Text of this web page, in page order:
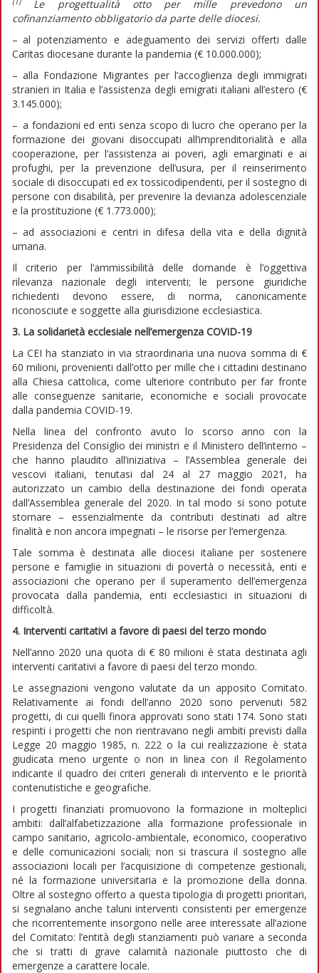
Le progettualità otto per mille prevedono un
cofinanziamento obbligatorio da parte delle diocesi.
– al potenziamento e adeguamento dei servizi offerti dalle
Caritas diocesane durante la pandemia (€ 10.000.000);
– alla Fondazione Migrantes per l’accoglienza degli immigrati
stranieri in Italia e l’assistenza degli emigrati italiani all’estero (€
3.145.000);
– a fondazioni ed enti senza scopo di lucro che operano per la
formazione dei giovani disoccupati all’imprenditorialità e alla
cooperazione, per l’assistenza ai poveri, agli emarginati e ai
profughi, per la prevenzione dell’usura, per il reinserimento
sociale di disoccupati ed ex tossicodipendenti, per il sostegno di
persone con disabilità, per prevenire la devianza adolescenziale
e la prostituzione (€ 1.773.000);
– ad associazioni e centri in difesa della vita e della dignità
umana.
Il criterio per l’ammissibilità delle domande è l’oggettiva
rilevanza nazionale degli interventi; le persone giuridiche
richiedenti devono essere, di norma, canonicamente
riconosciute e soggette alla giurisdizione ecclesiastica.
3. La solidarietà ecclesiale nell’emergenza COVID-19
La CEI ha stanziato in via straordinaria una nuova somma di €
60 milioni, provenienti dall’otto per mille che i cittadini destinano
alla Chiesa cattolica, come ulteriore contributo per far fronte
alle conseguenze sanitarie, economiche e sociali provocate
dalla pandemia COVID-19.
Nella linea del confronto avuto lo scorso anno con la
Presidenza del Consiglio dei ministri e il Ministero dell’interno –
che hanno plaudito all’iniziativa – l’Assemblea generale dei
vescovi italiani, tenutasi dal 24 al 27 maggio 2021, ha
autorizzato un cambio della destinazione dei fondi operata
dall’Assemblea generale del 2020. In tal modo si sono potute
stornare – essenzialmente da contributi destinati ad altre
finalità e non ancora impegnati – le risorse per l’emergenza.
Tale somma è destinata alle diocesi italiane per sostenere
persone e famiglie in situazioni di povertà o necessità, enti e
associazioni che operano per il superamento dell’emergenza
provocata dalla pandemia, enti ecclesiastici in situazioni di
difficoltà.
4. Interventi caritativi a favore di paesi del terzo mondo
Nell’anno 2020 una quota di € 80 milioni è stata destinata agli
interventi caritativi a favore di paesi del terzo mondo.
Le assegnazioni vengono valutate da un apposito Comitato.
Relativamente ai fondi dell’anno 2020 sono pervenuti 582
progetti, di cui quelli finora approvati sono stati 174. Sono stati
respinti i progetti che non rientravano negli ambiti previsti dalla
Legge 20 maggio 1985, n. 222 o la cui realizzazione è stata
giudicata meno urgente o non in linea con il Regolamento
indicante il quadro dei criteri generali di intervento e le priorità
contenutistiche e geografiche.
I progetti finanziati promuovono la formazione in molteplici
ambiti: dall’alfabetizzazione alla formazione professionale in
campo sanitario, agricolo-ambientale, economico, cooperativo
e delle comunicazioni sociali; non si trascura il sostegno alle
associazioni locali per l’acquisizione di competenze gestionali,
né la formazione universitaria e la promozione della donna.
Oltre al sostegno offerto a questa tipologia di progetti prioritari,
si segnalano anche taluni interventi consistenti per emergenze
che ricorrentemente insorgono nelle aree interessate all’azione
del Comitato: l’entità degli stanziamenti può variare a seconda
che si tratti di grave calamità nazionale piuttosto che di
emergenze a carattere locale.